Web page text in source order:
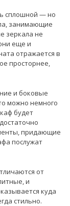
сплошной — но
занимающие
зеркала не
еще и
отражается в
просторнее,
и боковые
можно немного
будет
придающие
послужат
от
и
куда
стильно.